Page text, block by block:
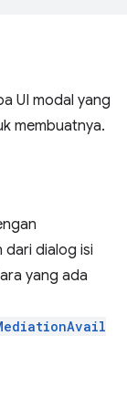
UI modal yang
membuatnya.
dari dialog isi
yang ada